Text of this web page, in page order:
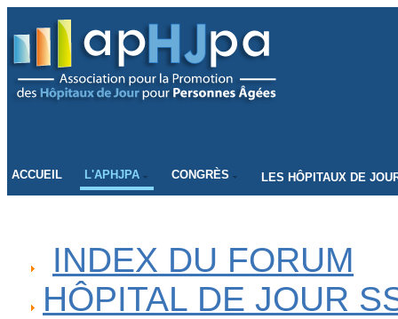
ACCUEIL L'APHJPA CONGRÈS LES HÔPITAUX DE
INDEX DU FORUM
HÔPITAL DE JOUR